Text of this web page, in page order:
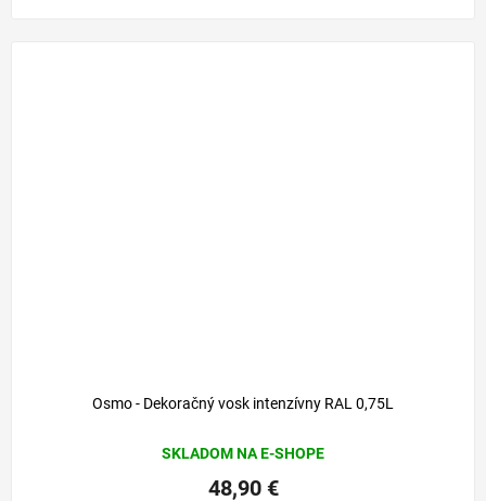
Osmo - Dekoračný vosk intenzívny RAL 0,75L
SKLADOM NA E-SHOPE
48,90 €